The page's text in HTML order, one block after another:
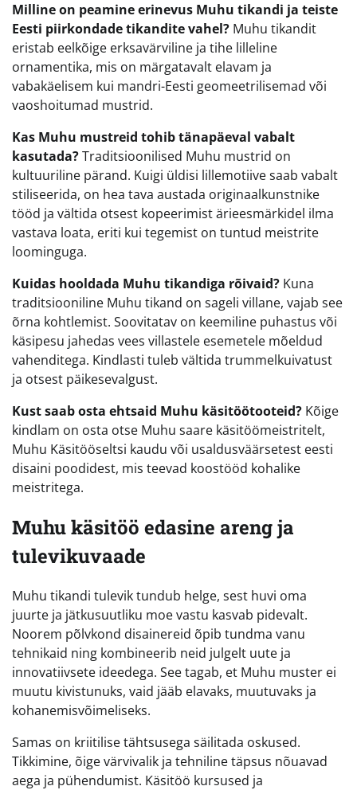
Milline on peamine erinevus Muhu tikandi ja teiste
Eesti piirkondade tikandite vahel? Muhu tikandit
eristab eelkõige erksavärviline ja tihe lilleline
ornamentika, mis on märgatavalt elavam ja
vabakäelisem kui mandri-Eesti geomeetrilisemad või
vaoshoitumad mustrid.
Kas Muhu mustreid tohib tänapäeval vabalt
kasutada?Traditsioonilised Muhu mustrid on
kultuuriline pärand. Kuigi üldisi lillemotiive saab vabalt
stiliseerida, on hea tava austada originaalkunstnike
tööd ja vältida otsest kopeerimist ärieesmärkidel ilma
vastava loata, eriti kui tegemist on tuntud meistrite
loominguga.
Kuidas hooldada Muhu tikandiga rõivaid? Kuna
traditsiooniline Muhu tikand on sageli villane, vajab see
õrna kohtlemist. Soovitatav on keemiline puhastus või
käsipesu jahedas vees villastele esemetele mõeldud
vahenditega. Kindlasti tuleb vältida trummelkuivatust
ja otsest päikesevalgust.
Kust saab osta ehtsaid Muhu käsitöötooteid? Kõige
kindlam on osta otse Muhu saare käsitöömeistritelt,
Muhu Käsitööseltsi kaudu või usaldusväärsetest eesti
disaini poodidest, mis teevad koostööd kohalike
meistritega.
Muhu käsitöö edasine areng ja
tulevikuvaade
Muhu tikandi tulevik tundub helge, sest huvi oma
juurte ja jätkusuutliku moe vastu kasvab pidevalt.
Noorem põlvkond disainereid õpib tundma vanu
tehnikaid ning kombineerib neid julgelt uute ja
innovatiivsete ideedega. See tagab, et Muhu muster ei
muutu kivistunuks, vaid jääb elavaks, muutuvaks ja
kohanemisvõimeliseks.
Samas on kriitilise tähtsusega säilitada oskused.
Tikkimine, õige värvivalik ja tehniline täpsus nõuavad
aega ja pühendumist. Käsitöö kursused ja